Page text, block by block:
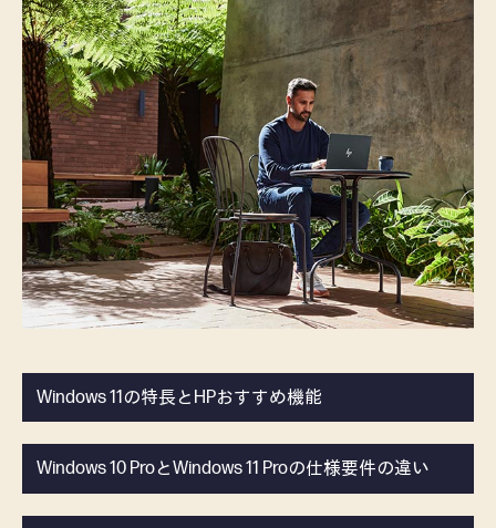
Windows 11の特長とHPおすすめ機能
Windows 10 ProとWindows 11 Proの仕様要件の違い